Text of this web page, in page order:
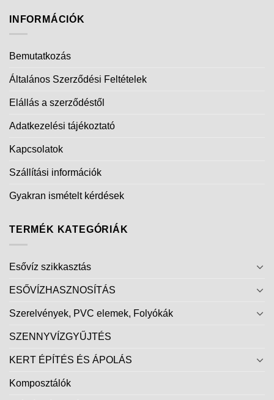
INFORMÁCIÓK
Bemutatkozás
Általános Szerződési Feltételek
Elállás a szerződéstől
Adatkezelési tájékoztató
Kapcsolatok
Szállítási információk
Gyakran ismételt kérdések
TERMÉK KATEGÓRIÁK
Esővíz szikkasztás
ESŐVÍZHASZNOSÍTÁS
Szerelvények, PVC elemek, Folyókák
SZENNYVÍZGYŰJTÉS
KERT ÉPÍTÉS ÉS ÁPOLÁS
Komposztálók